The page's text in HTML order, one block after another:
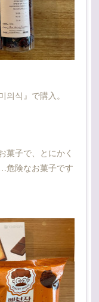
식』で購入。
菓子で、とにかく
危険なお菓子です